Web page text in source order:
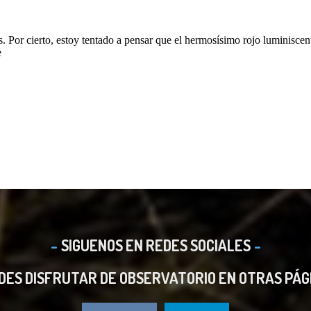
SIGUENOS EN REDES SOCIALES
DISFRUTAR DE OBSERVATORIO EN OTRAS